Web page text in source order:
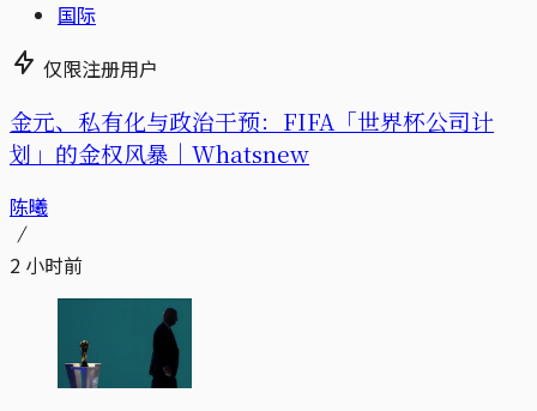
国际
仅限注册用户
金元、私有化与政治干预：FIFA「世界杯公司计
划」的金权风暴｜Whatsnew
陈曦
2 小时前